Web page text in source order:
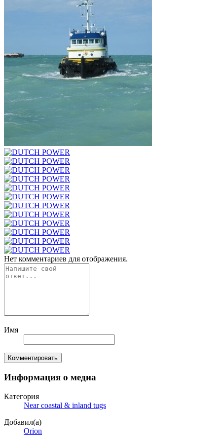
Нет комментариев для отображения.
Имя
Комментировать
Информация о медиа
Категория
Near coastal & inland tugs
Добавил(а)
Orion